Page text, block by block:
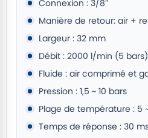
Connexion : 3/8″
Manière de retour: air +
Largeur : 32 mm
Débit : 2000 l/min (5 bars)
Fluide : air comprimé et
Pression : 1,5 ~ 10 bars
Plage de température : 5
Temps de réponse : 30